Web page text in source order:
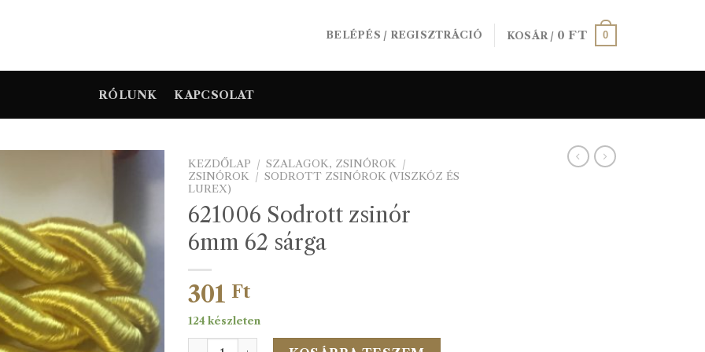
BELÉPÉS / REGISZTRÁCIÓ KOSÁR / 0FT 0
RÓLUNK KAPCSOLAT
KEZDŐLAP / SZALAGOK, ZSINÓROK /
ZSINÓROK / SODROTT ZSINÓROK (VISZKÓZ ÉS
LUREX)
621006 Sodrott zsinór
6mm 62 sárga
301 Ft
124 készleten
621006 Sodrott zsinór 6mm 62 sárga mennyiség